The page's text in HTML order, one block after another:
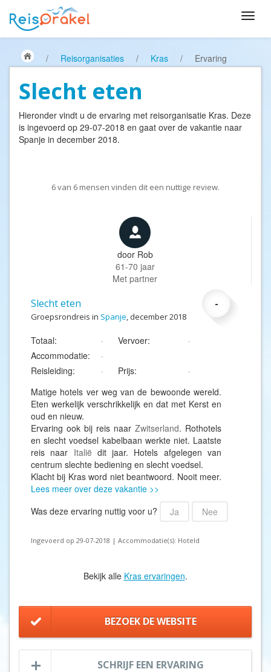
/ Reisorganisaties / Kras / Ervaring
Slecht eten
Hieronder vindt u de ervaring met reisorganisatie Kras. Deze
is ingevoerd op 29-07-2018 en gaat over de vakantie naar
Spanje in december 2018.
6van 6mensen vinden dit een nuttige review.
door Rob
61-70 jaar
Met partner
-
Slecht eten
Groepsrondreis in Spanje, december 2018
Totaal: - Vervoer: -
Accommodatie: -
Reisleiding: - Prijs: -
Matige hotels ver weg van de bewoonde wereld.
Eten werkelijk verschrikkelijk en dat met Kerst en
oud en nieuw.
Ervaring ook bij reis naar Zwitserland. Rothotels
en slecht voedsel kabelbaan werkte niet. Laatste
reis naar Italië dit jaar. Hotels afgelegen van
centrum slechte bediening en slecht voedsel.
Klacht bij Kras word niet beantwoord. Nooit meer.
Lees meer over deze vakantie >>
Was deze ervaring nuttig voor u?
Ja Nee
Ingevoerd op 29-07-2018 | Accommodatie(s): Hoteld
Bekijk alle Kras ervaringen.
BEZOEK DE WEBSITE
SCHRIJF EEN ERVARING